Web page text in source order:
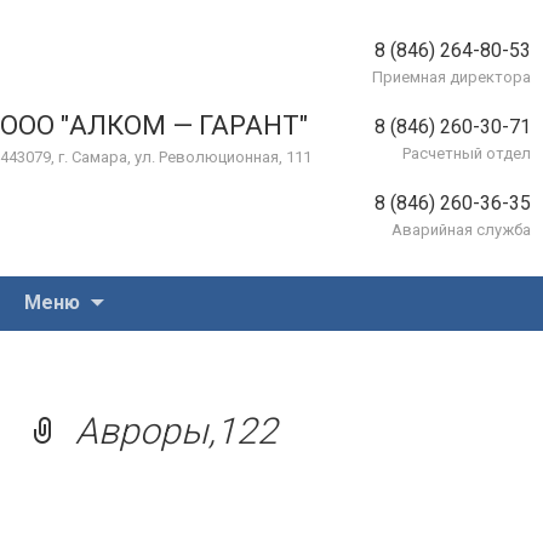
ООО "АЛКОМ — ГАРАНТ"
443079, г. Самара, ул. Революционная, 111
8 (846) 264-80-53
Приемная директора
8 (846) 260-30-71
Расчетный отдел
8 (846) 260-36-35
Аварийная служба
Меню
Авроры,122